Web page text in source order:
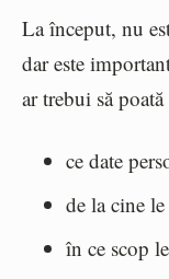
La început, nu
dar este
ar trebui să
ce date
de la cine le
în ce scop